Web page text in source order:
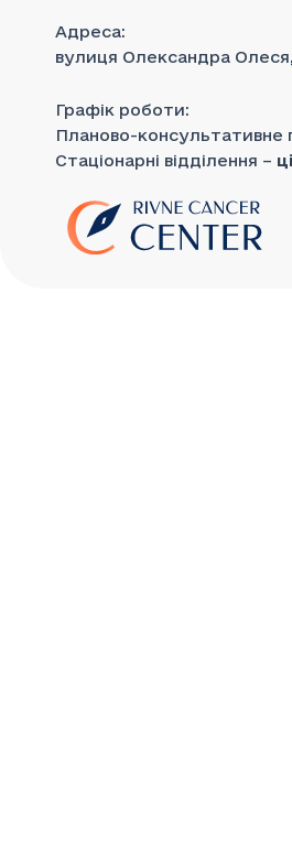
вмістуАдреса:
вулиця Олександра Олеся,
Графік роботи:
Планово-консультативне
Стаціонарні відділення –